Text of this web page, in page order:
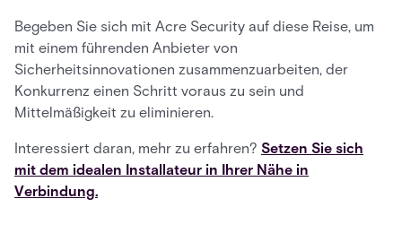
Begeben Sie sich mit Acre Security auf diese Reise, um
mit einem führenden Anbieter von
Sicherheitsinnovationen zusammenzuarbeiten, der
Konkurrenz einen Schritt voraus zu sein und
Mittelmäßigkeit zu eliminieren.
Interessiert daran, mehr zu erfahren? Setzen Sie sich
mit dem idealen Installateur in Ihrer Nähe in
Verbindung.